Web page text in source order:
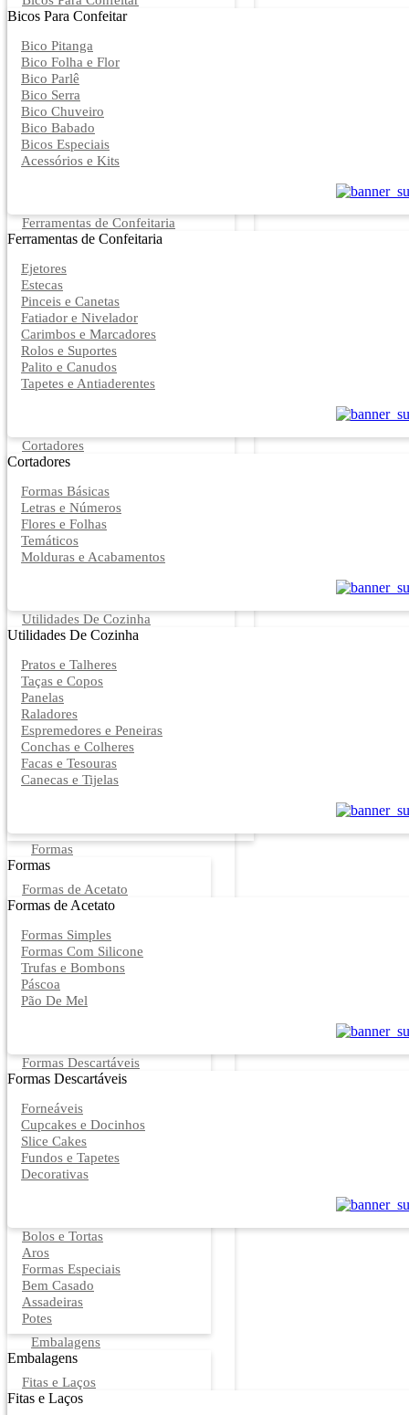
Bicos Para Confeitar
Bico Pitanga
Bico Folha e Flor
Bico Parlê
Bico Serra
Bico Chuveiro
Bico Babado
Bicos Especiais
Acessórios e Kits
Ferramentas de Confeitaria
Ferramentas de Confeitaria
Ejetores
Estecas
Pinceis e Canetas
Fatiador e Nivelador
Carimbos e Marcadores
Rolos e Suportes
Palito e Canudos
Tapetes e Antiaderentes
Cortadores
Cortadores
Formas Básicas
Letras e Números
Flores e Folhas
Temáticos
Molduras e Acabamentos
Utilidades De Cozinha
Utilidades De Cozinha
Pratos e Talheres
Taças e Copos
Panelas
Raladores
Espremedores e Peneiras
Conchas e Colheres
Facas e Tesouras
Canecas e Tijelas
Formas
Formas
Formas de Acetato
Formas de Acetato
Formas Simples
Formas Com Silicone
Trufas e Bombons
Páscoa
Pão De Mel
Formas Descartáveis
Formas Descartáveis
Forneáveis
Cupcakes e Docinhos
Slice Cakes
Fundos e Tapetes
Decorativas
Bolos e Tortas
Aros
Formas Especiais
Bem Casado
Assadeiras
Potes
Embalagens
Embalagens
Fitas e Laços
Fitas e Laços